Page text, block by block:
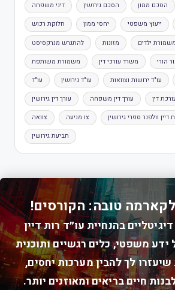
דיני משפחה הסכם גירושין הסכם ממון
חלוקת רכוש יחסי ממון ייעוץ משפטי
להתגרש מנרקסיסט מזונות משמורת ילדים
משמורת משותפת משרד עורכי דין הורי
עו"ד עו"ד גירושין עו"ד ירושות וצוואות
עורך דין גירושין עורך דין משפחה דין
צוואה צו מניעה וולפנר ספרי גירושין
תביעת גירושין
טובה: הקורסים!
בהנחיית עו״ד רות דיין
ידע משפטי, כלים רגשיים ותוכנית
לך להבין מערכות יחסים,
חיים בריאים ומאוזנים יותר.